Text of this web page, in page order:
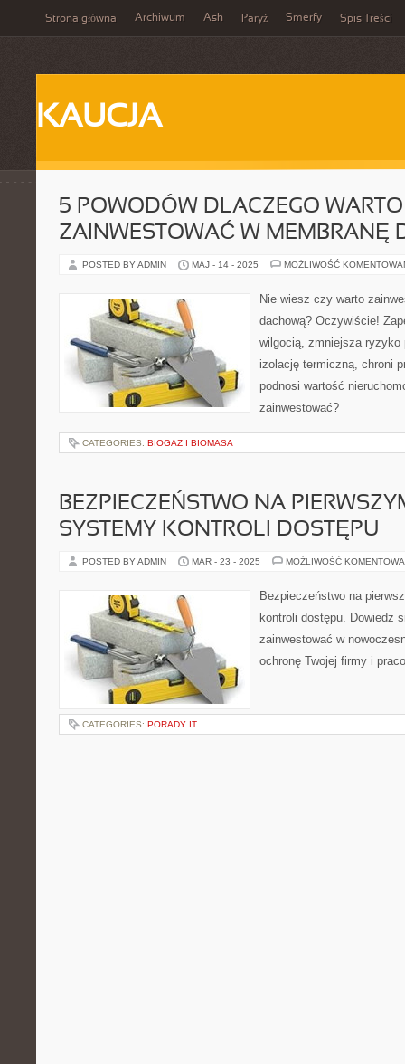
Strona główna Archiwum Ash Paryż Smerfy Spis Treści
KAUCJA
5 POWODÓW DLACZEGO WARTO
ZAINWESTOWAĆ W MEMBRANĘ
POSTED BY ADMIN MAJ - 14 - 2025 MOŻLIWOŚĆ
Nie wiesz czy warto
dachową? Oczywiście!
wilgocią, zmniejsza ryzyko
izolację termiczną, chroni
podnosi wartość
zainwestować?
CATEGORIES: BIOGAZ I BIOMASA
BEZPIECZEŃSTWO NA
SYSTEMY KONTROLI DOSTĘPU
POSTED BY ADMIN MAR - 23 - 2025 MOŻLIWOŚĆ
Bezpieczeństwo na
kontroli dostępu. Dowiedz
zainwestować w
ochronę Twojej firmy i
CATEGORIES: PORADY IT